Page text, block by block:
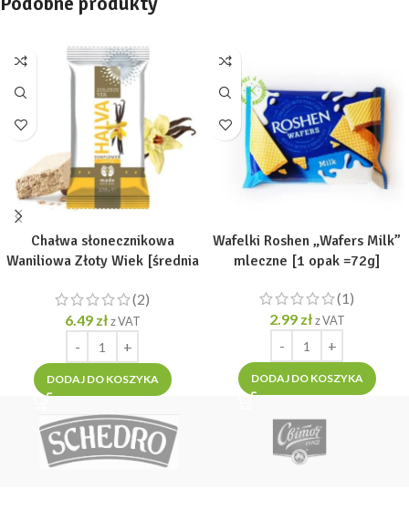
Chałwa słonecznikowa
Waniliowa Złoty Wiek [średnia
(2)
6.49 zł z VAT
DODAJ DO KOSZYKA
Wafelki Roshen „Wafers Milk”
mleczne [1 opak =72g]
(1)
2.99 zł z VAT
DODAJ DO KOSZYKA